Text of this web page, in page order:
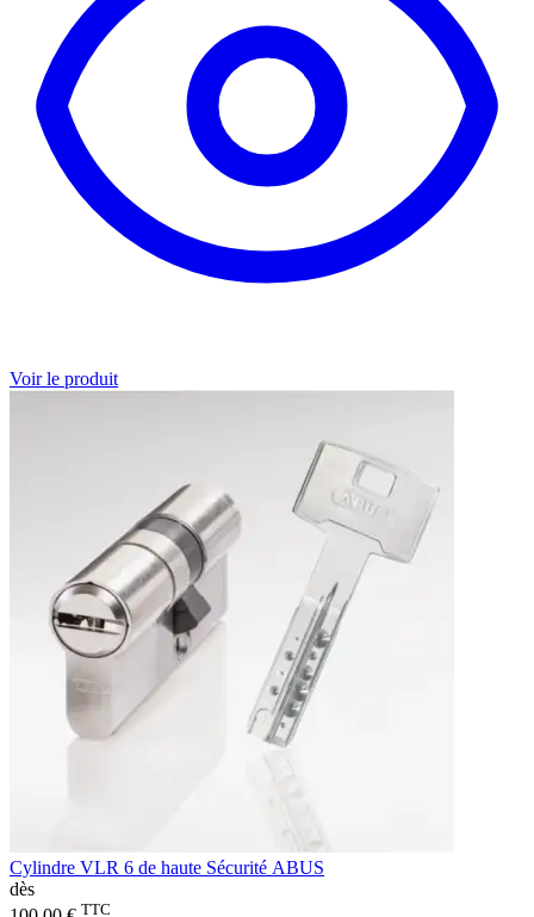
Voir le produit
Cylindre VLR 6 de haute Sécurité ABUS
dès
TTC